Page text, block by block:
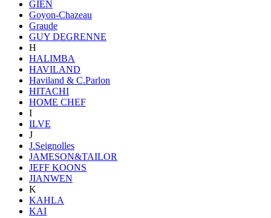
GIEN
Goyon-Chazeau
Graude
GUY DEGRENNE
H
HALIMBA
HAVILAND
Haviland & C.Parlon
HITACHI
HOME CHEF
I
ILVE
J
J.Seignolles
JAMESON&TAILOR
JEFF KOONS
JIANWEN
K
KAHLA
KAI